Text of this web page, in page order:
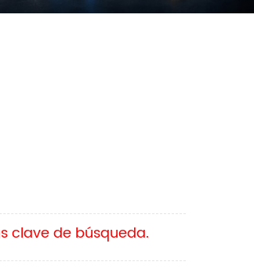
clave de búsqueda.